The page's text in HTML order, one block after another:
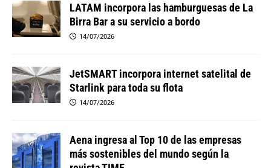
LATAM incorpora las hamburguesas de La
Birra Bar a su servicio a bordo
14/07/2026
JetSMART incorpora internet satelital de
Starlink para toda su flota
14/07/2026
Aena ingresa al Top 10 de las empresas
más sostenibles del mundo según la